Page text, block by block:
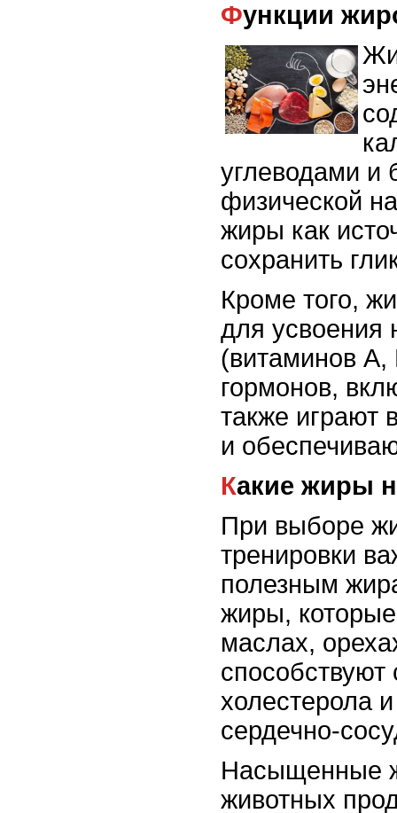
Функции
углеводами и
физической
жиры как
сохранить
Кроме того,
для усвоения
(витаминов A,
гормонов,
также играют
и
Какие жиры
При выборе
тренировки
полезным
жиры,
маслах,
холестерола
сердечно-
Насыщенные
животных